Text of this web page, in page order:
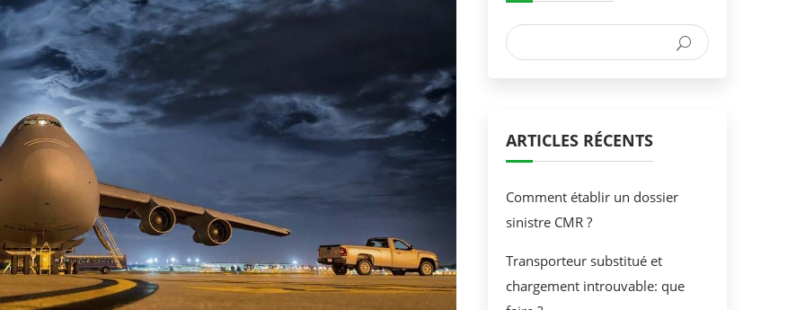
ARTICLES RÉCENTS
Comment établir un dossier
sinistre CMR ?
Transporteur substitué et
chargement introuvable: que